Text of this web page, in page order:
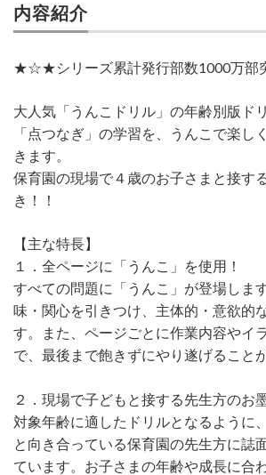
内容紹介
★☆★シリーズ累計発行部数1000万
大人気「うんこドリル」の年齢別版ド
「点つなぎ」の学習を、うんこで楽し
きます。
保育園の現場で４歳のお子さまと接す
き！！
【主な特長】
１．全ページに「うんこ」を使用！
すべての問題に「うんこ」が登場しま
味・関心を引きつけ、主体的・意欲的
す。また、ページごとに作業内容やイ
で、最後まで飽きずにやり遂げること
２．現場で子どもと接する先生方のお
対象年齢に適したドリルとなるように
と向き合っている保育園の先生方に誌
ています。お子さまの年齢や成長に合